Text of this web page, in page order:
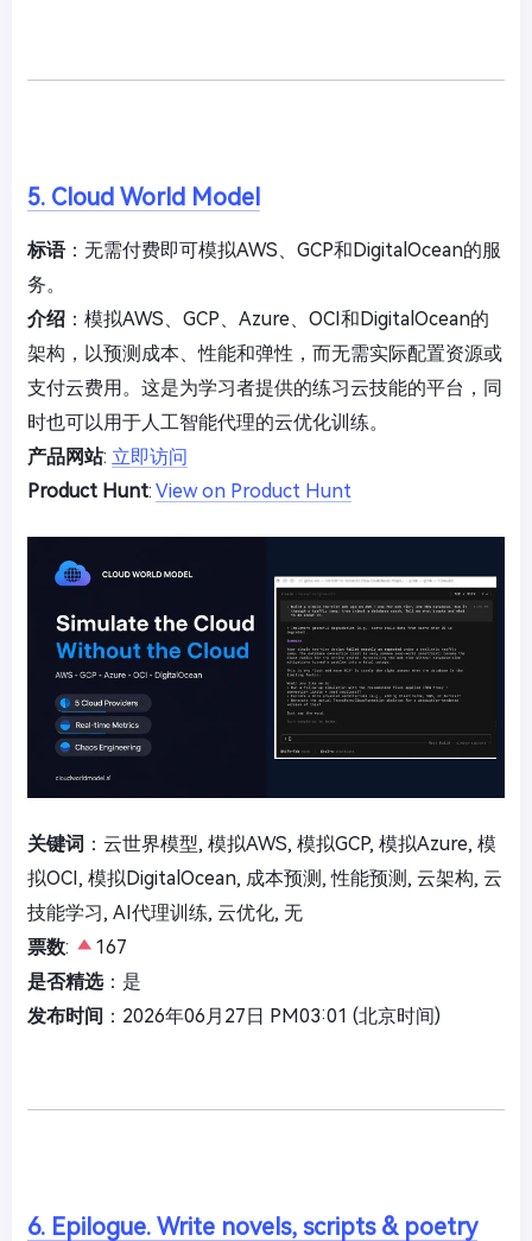
5. Cloud World Model
标语：无需付费即可模拟AWS、GCP和DigitalOcean的服
务。
介绍 ：模拟AWS、GCP、Azure、OCI和DigitalOcean的
架构，以预测成本、性能和弹性，而无需实际配置资源或
支付云费用。这是为学习者提供的练习云技能的平台，同
时也可以用于人工智能代理的云优化训练。
产品网站: 立即访问
Product Hunt: View on Product Hunt
关键词 ：云世界模型, 模拟AWS, 模拟GCP, 模拟Azure, 模
拟OCI, 模拟DigitalOcean, 成本预测, 性能预测, 云架构, 云
技能学习, AI代理训练, 云优化, 无
票数:
167
是否精选：是
发布时间 ：2026年06月27日 PM03:01 (北京时间)
6. Epilogue. Write novels, scripts & poetry